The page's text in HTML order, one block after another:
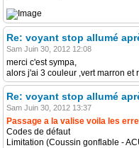
Re: voyant stop allumé
Sam Juin 30, 2012 12:08
merci c'est sympa,
alors j'ai 3 couleur ,vert marron et
Re: voyant stop allumé
Sam Juin 30, 2012 13:37
Passage a la valise voila les
Codes de défaut
Limitation (Coussin gonflable -